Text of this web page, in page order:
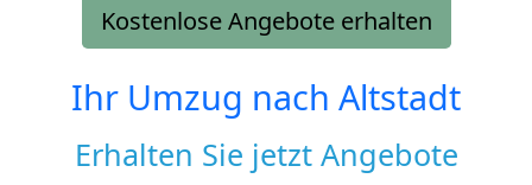
Kostenlose Angebote erhalten
Ihr Umzug nach Altstadt
Erhalten Sie jetzt Angebote